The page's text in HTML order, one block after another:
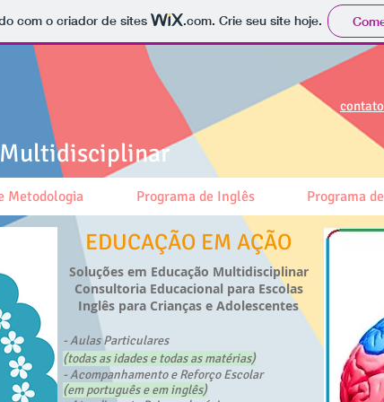
com o criador de sites .com. Crie seu site hoje.
Metodologia Programa de Inglês Programa
EDUCAÇÃO EM AÇÃO
Soluções em Educação Multidisciplinar
Consultoria Educacional para Escolas
Inglês para Crianças e Adolescentes
- Aulas Particulares
(todas as idades e todas as matérias)
- Acompanhamento e Reforço Escolar
(em português e em inglês)